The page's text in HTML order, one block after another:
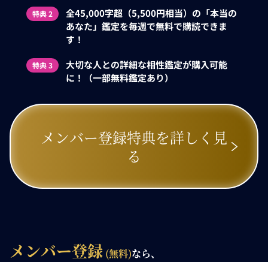
特典 2
全45,000字超（5,500円相当）の「本当の
あなた」鑑定を毎週で無料で購読できま
す！
特典 3
大切な人との詳細な相性鑑定が購入可能
に！（一部無料鑑定あり）
メンバー登録特典を詳しく見
る
メンバー登録 (無料)なら、